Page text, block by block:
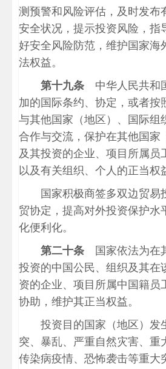
测预警和风险评估，及时发布
安全状况，提示投资风险，指
好安全风险防范，维护国家海
法权益。
第十九条 中华人民共和
加的国际条约、协定，或者按
与其他国家（地区）、国际组
合作与交流，保护在其他国家
及其投资的企业、项目所属员
以及有关组织、个人的正当权
国家积极商签多双边贸易
贸协定，提高对外投资保护水
化便利化。
第二十条 国家依法为在
投资的中国公民、组织及其在
资的企业、项目所属中国籍员
协助，维护其正当权益。
投资目的国家（地区）发
突、暴乱、严重自然灾害、重
传染病疫情、恐怖袭击等重大